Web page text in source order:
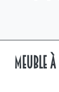
Meuble